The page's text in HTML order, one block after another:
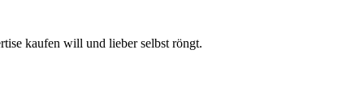
kaufen will und lieber selbst röngt.